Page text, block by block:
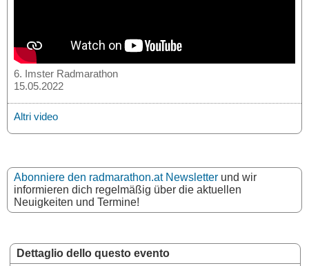
Dettaglio dello questo evento
6. Imster Radmarathon
15.05.2022
Altri video
Abonniere den radmarathon.at Newsletter und wir
informieren dich regelmäßig über die aktuellen
Neuigkeiten und Termine!